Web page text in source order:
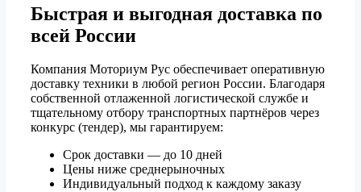
Быстрая и выгодная доставка по
всей России
Компания Моториум Рус обеспечивает оперативную
доставку техники в любой регион России. Благодаря
собственной отлаженной логистической службе и
тщательному отбору транспортных партнёров через
конкурс (тендер), мы гарантируем:
Срок доставки — до 10 дней
Цены ниже среднерыночных
Индивидуальный подход к каждому заказу